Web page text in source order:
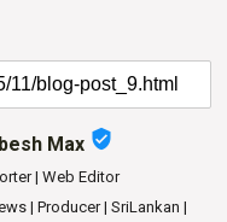
Max verified_user
| Web Editor
| Producer | SriLankan |